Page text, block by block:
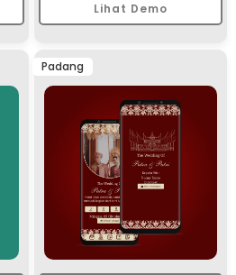
Lihat Demo
Padang